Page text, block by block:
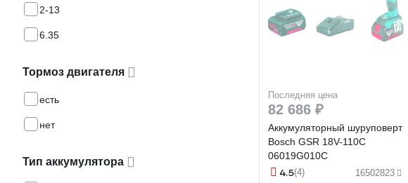
2-13
6.35
Тормоз двигателя
есть
нет
Тип аккумулятора
Последняя цена
82 686 ₽
Аккумуляторный шуруповерт
Bosch GSR 18V-110C
06019G010C
4.5(4) 16502823